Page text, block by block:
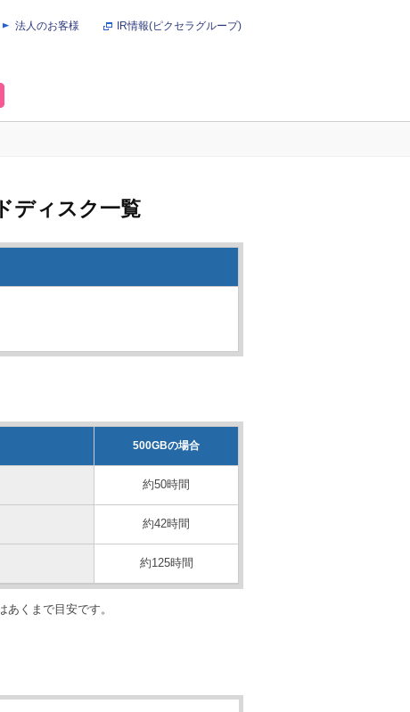
法人のお客様 IR情報(ピクセラグループ)
ディスク一覧
500GBの場合
約50時間
約42時間
約125時間
くまで目安です。